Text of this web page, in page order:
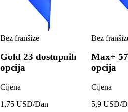
Bez franšize
Gold 23 dostupnih
opcija
Cijena
1,75 USD/Dan
Bez
Max+
opcija
Cijena
5,9 USD/